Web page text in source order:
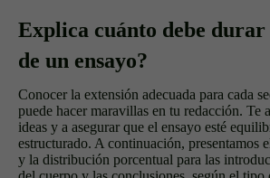
Explica cuánto debe durar
de un ensayo?
Conocer la extensión adecuada para cada
puede hacer maravillas en tu redacción. Te
ideas y a asegurar que el ensayo esté
estructurado. A continuación, presentamos
y la distribución porcentual para las